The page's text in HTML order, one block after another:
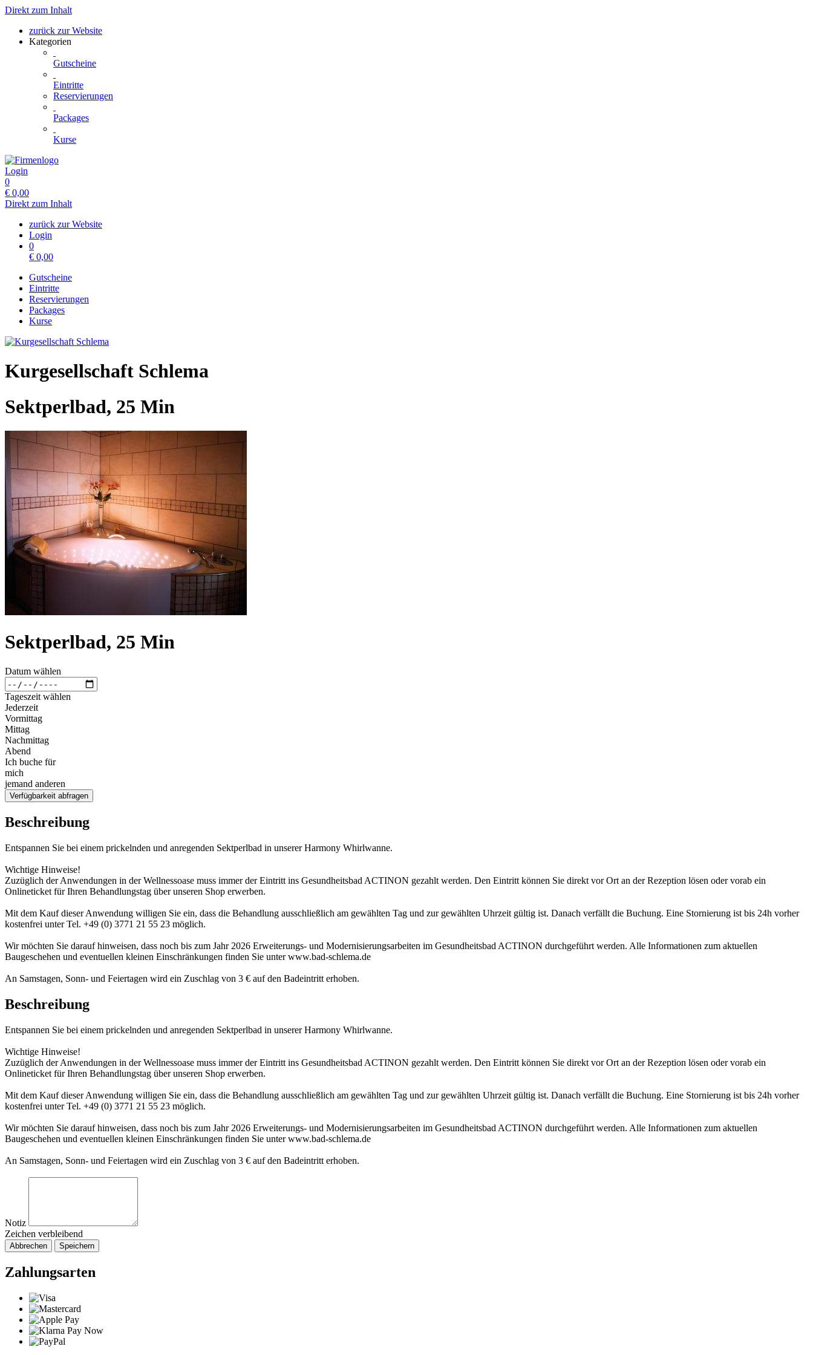
Direkt zum Inhalt
zurück zur Website
Kategorien
Gutscheine
Eintritte
Reservierungen
Packages
Kurse
Login
0
€ 0,00
Direkt zum Inhalt
zurück zur Website
Login
0
€ 0,00
Gutscheine
Eintritte
Reservierungen
Packages
Kurse
Kurgesellschaft Schlema
Sektperlbad, 25 Min
Sektperlbad, 25 Min
Datum wählen
Tageszeit wählen
Jederzeit
Vormittag
Mittag
Nachmittag
Abend
Ich buche für
mich
jemand anderen
Verfügbarkeit abfragen
Beschreibung
Entspannen Sie bei einem prickelnden und anregenden Sektperlbad in unserer Harmony Whirlwanne.
Wichtige Hinweise!
Zuzüglich der Anwendungen in der Wellnessoase muss immer der Eintritt ins Gesundheitsbad ACTINON gezahlt werden. Den Eintritt können Sie direkt vor Ort an der Rezeption lösen oder vorab ein
Onlineticket für Ihren Behandlungstag über unseren Shop erwerben.
Mit dem Kauf dieser Anwendung willigen Sie ein, dass die Behandlung ausschließlich am gewählten Tag und zur gewählten Uhrzeit gültig ist. Danach verfällt die Buchung. Eine Stornierung ist bis 24h vorher
kostenfrei unter Tel. +49 (0) 3771 21 55 23 möglich.
Wir möchten Sie darauf hinweisen, dass noch bis zum Jahr 2026 Erweiterungs- und Modernisierungsarbeiten im Gesundheitsbad ACTINON durchgeführt werden. Alle Informationen zum aktuellen
Baugeschehen und eventuellen kleinen Einschränkungen finden Sie unter www.bad-schlema.de
An Samstagen, Sonn- und Feiertagen wird ein Zuschlag von 3 € auf den Badeintritt erhoben.
Beschreibung
Entspannen Sie bei einem prickelnden und anregenden Sektperlbad in unserer Harmony Whirlwanne.
Wichtige Hinweise!
Zuzüglich der Anwendungen in der Wellnessoase muss immer der Eintritt ins Gesundheitsbad ACTINON gezahlt werden. Den Eintritt können Sie direkt vor Ort an der Rezeption lösen oder vorab ein
Onlineticket für Ihren Behandlungstag über unseren Shop erwerben.
Mit dem Kauf dieser Anwendung willigen Sie ein, dass die Behandlung ausschließlich am gewählten Tag und zur gewählten Uhrzeit gültig ist. Danach verfällt die Buchung. Eine Stornierung ist bis 24h vorher
kostenfrei unter Tel. +49 (0) 3771 21 55 23 möglich.
Wir möchten Sie darauf hinweisen, dass noch bis zum Jahr 2026 Erweiterungs- und Modernisierungsarbeiten im Gesundheitsbad ACTINON durchgeführt werden. Alle Informationen zum aktuellen
Baugeschehen und eventuellen kleinen Einschränkungen finden Sie unter www.bad-schlema.de
An Samstagen, Sonn- und Feiertagen wird ein Zuschlag von 3 € auf den Badeintritt erhoben.
Notiz
Zeichen verbleibend
Abbrechen Speichern
Zahlungsarten